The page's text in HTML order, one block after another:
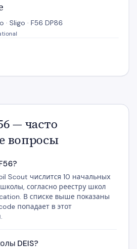
Sligo · F56 DP86
— часто
вопросы
Scout числится 10 начальных
согласно реестру школ
В списке выше показаны
попадает в этот
DEIS?